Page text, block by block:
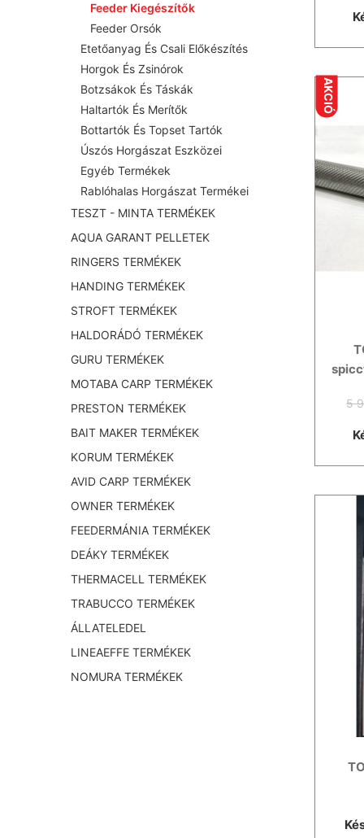
5
AKCIÓ
Feeder Kiegészítők
Feeder Orsók
Etetőanyag És Csali Előkészítés
Horgok És Zsinórok
Botzsákok És Táskák
Haltartók És Merítők
Bottartók És Topset Tartók
Úszós Horgászat Eszközei
Egyéb Termékek
Rablóhalas Horgászat Termékei
TESZT - MINTA TERMÉKEK
AQUA GARANT PELLETEK
RINGERS TERMÉKEK
HANDING TERMÉKEK
STROFT TERMÉKEK
HALDORÁDÓ TERMÉKEK
GURU TERMÉKEK
MOTABA CARP TERMÉKEK
PRESTON TERMÉKEK
BAIT MAKER TERMÉKEK
KORUM TERMÉKEK
AVID CARP TERMÉKEK
OWNER TERMÉKEK
FEEDERMÁNIA TERMÉKEK
DEÁKY TERMÉKEK
THERMACELL TERMÉKEK
TRABUCCO TERMÉKEK
ÁLLATELEDEL
LINEAEFFE TERMÉKEK
NOMURA TERMÉKEK